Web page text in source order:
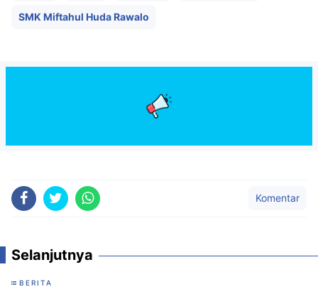
SMK Miftahul Huda Rawalo
Komentar
Selanjutnya
BERITA